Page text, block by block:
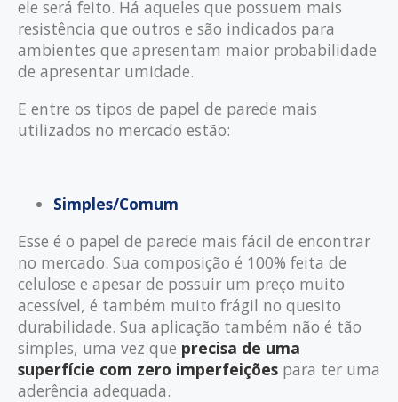
ele será feito. Há aqueles que possuem mais
resistência que outros e são indicados para
ambientes que apresentam maior probabilidade
de apresentar umidade.
E entre os tipos de papel de parede mais
utilizados no mercado estão:
Simples/Comum
Esse é o papel de parede mais fácil de encontrar
no mercado. Sua composição é 100% feita de
celulose e apesar de possuir um preço muito
acessível, é também muito frágil no quesito
durabilidade. Sua aplicação também não é tão
simples, uma vez que precisa de uma
superfície com zero imperfeições para ter uma
aderência adequada.